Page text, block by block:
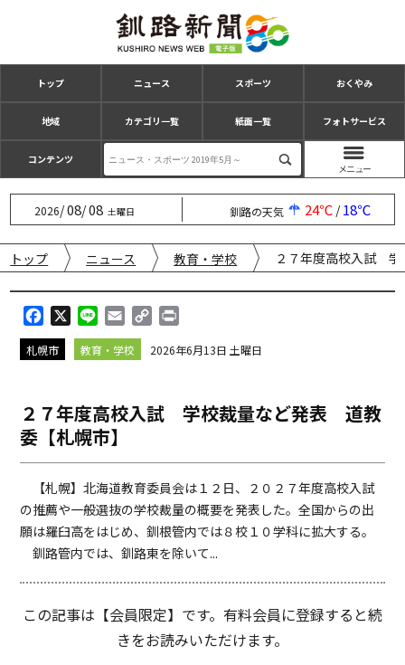
トップ ニュース スポーツ おくやみ
地域 カテゴリ一覧 紙面一覧 フォトサービス
コンテンツ
2026/08/08 土曜日 釧路の天気 24℃/18℃
トップ ニュース 教育・学校 ２７年度高校入試
a
c
o
o
i
n
m
a
p
i
i
札幌市 教育・学校 2026年6月13日 土曜日
２７年度高校入試 学校裁量など発表 道教
委【札幌市】
【札幌】北海道教育委員会は１２日、２０２７年度高校入試
の推薦や一般選抜の学校裁量の概要を発表した。全国からの出
願は羅臼高をはじめ、釧根管内では８校１０学科に拡大する。
釧路管内では、釧路東を除いて...
この記事は【会員限定】です。有料会員に登録すると続
きをお読みいただけます。